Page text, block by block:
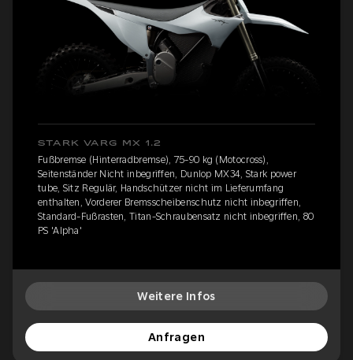
STARK VARG MX 1.2
Fußbremse (Hinterradbremse), 75-90 kg (Motocross),
Seitenständer Nicht inbegriffen, Dunlop MX34, Stark power
tube, Sitz Regulär, Handschützer nicht im Lieferumfang
enthalten, Vorderer Bremsscheibenschutz nicht inbegriffen,
Standard-Fußrasten, Titan-Schraubensatz nicht inbegriffen, 80
PS 'Alpha'
Weitere Infos
Anfragen